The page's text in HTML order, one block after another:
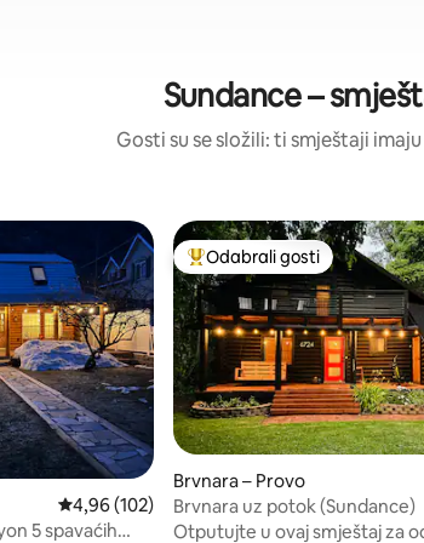
Sundance –
Gosti su se složili: ti smještaji
Prosječna ocjena: 4,96/5, recenzija: 102
4,96 (102)
5 spavaćih
Među najviše rangiranima s
Odabrali gosti
Brvnara – Provo
Brvnara uz potok (Sundance)
Otputujte u ovaj smještaj za